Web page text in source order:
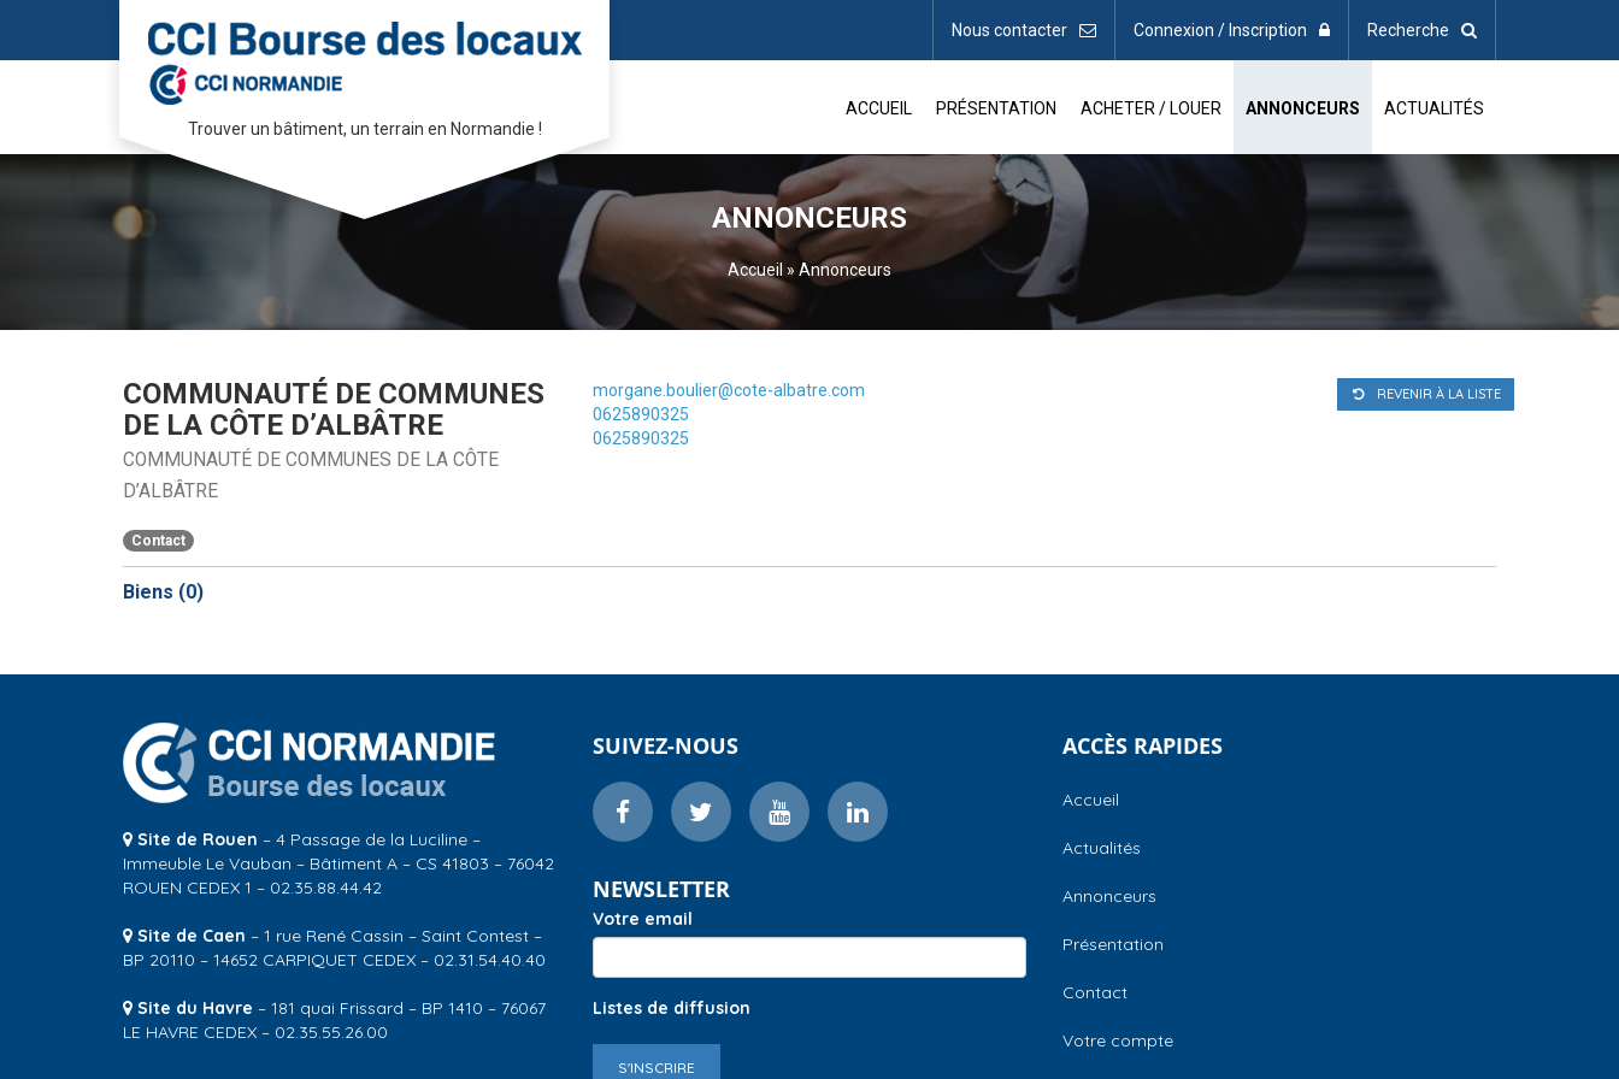
Nous contacter Connexion / Inscription Recherche
Trouver un bâtiment, un terrain en Normandie !
ACCUEIL PRÉSENTATION ACHETER / LOUER ANNONCEURS ACTUALITÉS
ANNONCEURS
Accueil » Annonceurs
REVENIR À LA LISTE
COMMUNAUTÉ DE COMMUNES
DE LA CÔTE D’ALBÂTRE
COMMUNAUTÉ DE COMMUNES DE LA CÔTE
D’ALBÂTRE
Contact
morgane.boulier@cote-albatre.com
0625890325
0625890325
Biens (0)
Site de Rouen – 4 Passage de la Luciline –
Immeuble Le Vauban – Bâtiment A – CS 41803 – 76042
ROUEN CEDEX 1 – 02.35.88.44.42
Site de Caen – 1 rue René Cassin – Saint Contest –
BP 20110 – 14652 CARPIQUET CEDEX – 02.31.54.40.40
Site du Havre – 181 quai Frissard – BP 1410 – 76067
LE HAVRE CEDEX – 02.35.55.26.00
SUIVEZ-NOUS
NEWSLETTER
Votre email
Listes de diffusion
S'INSCRIRE
ACCÈS RAPIDES
Accueil
Actualités
Annonceurs
Présentation
Contact
Votre compte